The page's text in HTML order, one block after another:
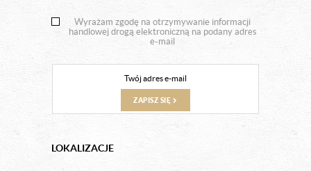
Wyrażam zgodę na otrzymywanie informacji
handlowej drogą elektroniczną na podany adres
e-mail
ZAPISZ SIĘ
LOKALIZACJE